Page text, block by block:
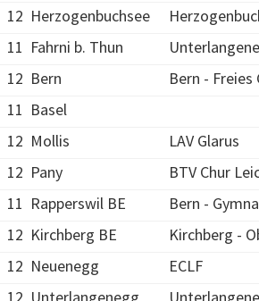
12 Herzogenbuchsee
11 Fahrni b. Thun
12 Bern Bern - Freies
11 Basel
12 Mollis LAV Glarus
12 Pany BTV Chur
11 Rapperswil BE Bern -
12 Kirchberg BE Kirchberg -
12 Neuenegg ECLF